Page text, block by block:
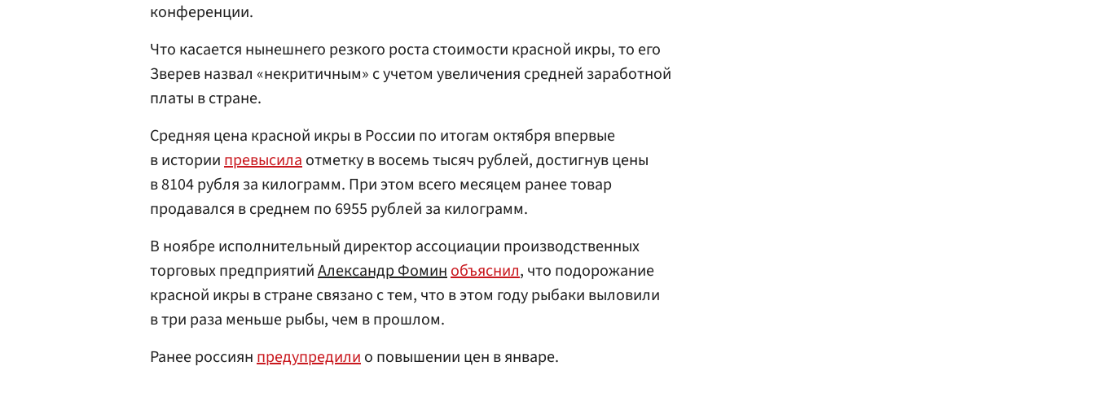
конференции.
Что касается нынешнего резкого роста стоимости красной икры, то его
Зверев назвал «некритичным» с учетом увеличения средней заработной
платы в стране.
Средняя цена красной икры в России по итогам октября впервые
в историипревысилаотметку в восемь тысяч рублей, достигнув цены
в 8104 рубля за килограмм. При этом всего месяцем ранее товар
продавался в среднем по 6955 рублей за килограмм.
В ноябре исполнительный директор ассоциации производственных
торговых предприятийАлександр Фоминобъяснил, что подорожание
красной икры в стране связано с тем, что в этом году рыбаки выловили
в три раза меньше рыбы, чем в прошлом.
Ранее россиянпредупредилио повышении цен в январе.